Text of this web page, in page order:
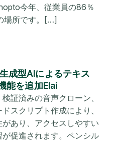
今年、従業員の86％
場所です。[…]
成型AIによるテキス
能を追加Elai
証済みの音声クローン、
スクリプト作成により、
あり、アクセスしやすい
促進されます。ペンシル